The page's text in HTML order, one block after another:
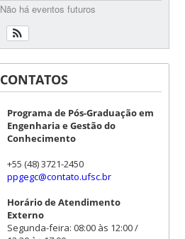
Não há eventos futuros
CONTATOS
Programa de Pós-Graduação em
Engenharia e Gestão do
Conhecimento
+55 (48) 3721-2450
ppgegc@contato.ufsc.br
Horário de Atendimento
Externo
Segunda-feira: 08:00 às 12:00 /